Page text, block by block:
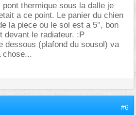
thermique sous la dalle je
a ce point. Le panier du chien
la piece ou le sol est a 5°, bon
devant le radiateur. :P
dessous (plafond du sousol) va
chose...
#6